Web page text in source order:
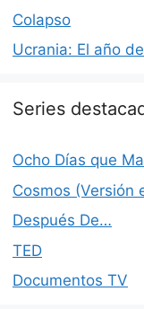
Colapso
Ucrania: El año
Series
Ocho Días que
Cosmos (Versión
Después De…
TED
Documentos TV